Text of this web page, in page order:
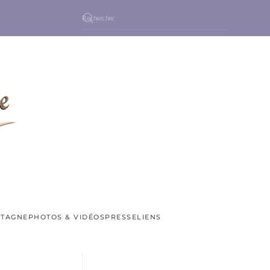
PHOTOS & VIDÉOSPRESSELIENS